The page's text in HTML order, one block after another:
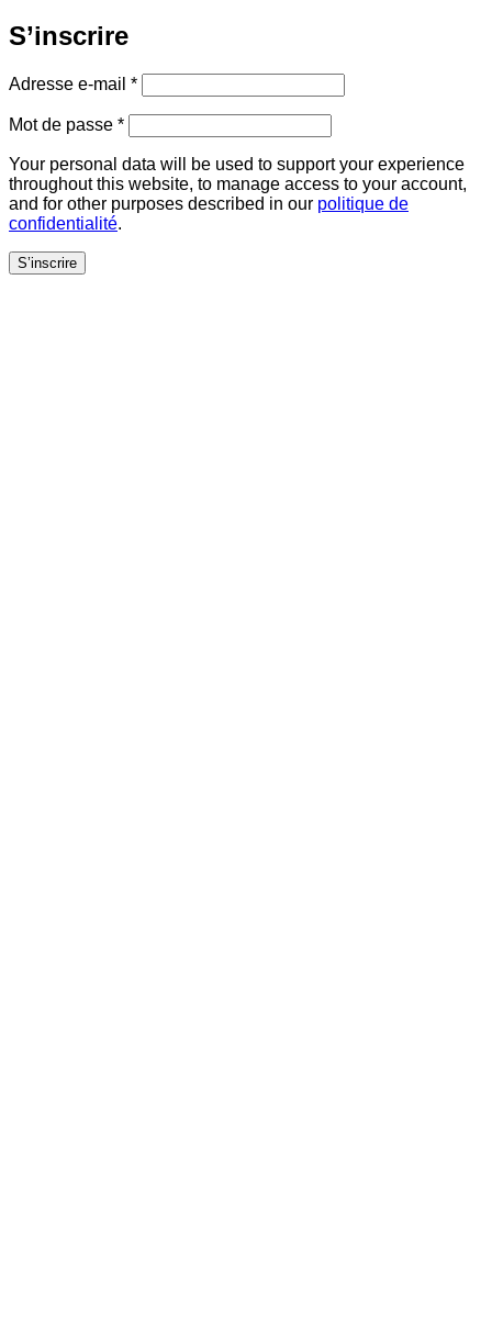
S’inscrire
Adresse e-mail *Obligatoire
Mot de passe *Obligatoire
Your personal data will be used to support your experience
throughout this website, to manage access to your account,
and for other purposes described in our politique de
confidentialité.
S’inscrire